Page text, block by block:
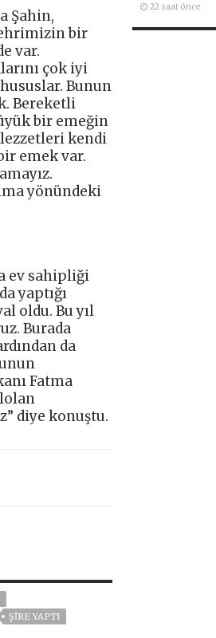
Şahin,
bir
var.
çok iyi
Bunun
Bereketli
bir emeğin
lezzetleri kendi
emek var.
yönündeki
ev sahipliği
yaptığı
oldu. Bu yıl
Burada
da
Fatma
diye konuştu.
ŞİRE YAPTI
22 saat önce